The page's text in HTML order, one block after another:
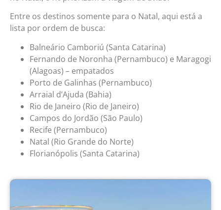
Entre os destinos somente para o Natal, aqui está a
lista por ordem de busca:
Balneário Camboriú (Santa Catarina)
Fernando de Noronha (Pernambuco) e Maragogi
(Alagoas) – empatados
Porto de Galinhas (Pernambuco)
Arraial d’Ajuda (Bahia)
Rio de Janeiro (Rio de Janeiro)
Campos do Jordão (São Paulo)
Recife (Pernambuco)
Natal (Rio Grande do Norte)
Florianópolis (Santa Catarina)